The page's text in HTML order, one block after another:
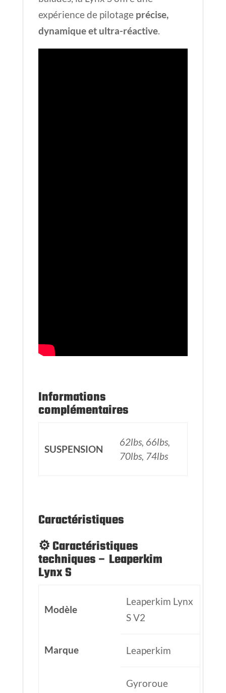
expérience de pilotage précise,
dynamique et ultra-réactive.
Informations
complémentaires
SUSPENSION
62lbs, 66lbs,
70lbs, 74lbs
Caractéristiques
⚙️ Caractéristiques
techniques – Leaperkim
Lynx S
Modèle
Leaperkim Lynx
S V2
Marque Leaperkim
Gyroroue